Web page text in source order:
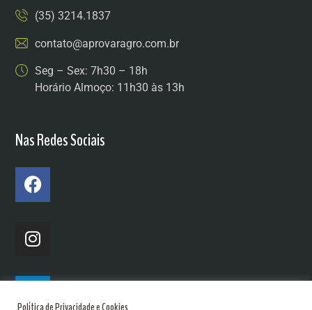
(35) 3214.1837
contato@aprovaragro.com.br
Seg – Sex: 7h30 – 18h
Horário Almoço: 11h30 às 13h
Nas Redes Sociais